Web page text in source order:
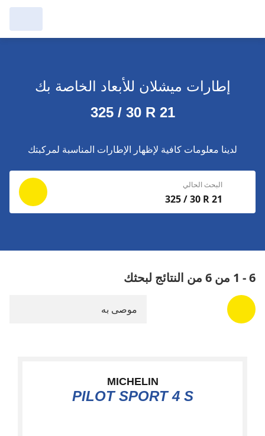
إجراء بحث جديد
إجراء بحث جديد
إطارات ميشلان للأبعاد الخاصة بك
325 / 30 R 21
لدينا معلومات كافية لإظهار الإطارات المناسبة لمركبتك
البحث الحالي
325 / 30 R 21
6 - 1 من 6 من النتائج لبحثك
موصى به
MICHELIN
PILOT SPORT 4 S